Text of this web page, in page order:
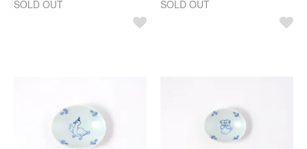
SOLD OUT
SOLD OUT